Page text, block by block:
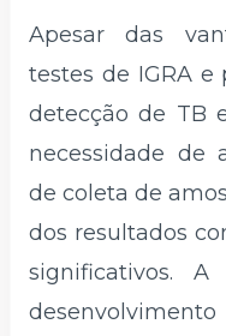
Apesar das
testes de IGRA
detecção de TB
necessidade de
de coleta de
dos resultados
significativos.